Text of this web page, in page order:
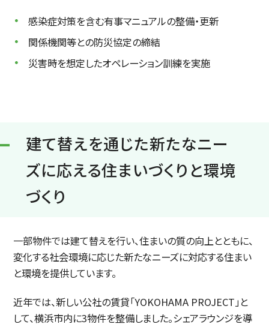
感染症対策を含む有事マニュアルの整備・更新
関係機関等との防災協定の締結
災害時を想定したオペレーション訓練を実施
建て替えを通じた新たなニー
ズに応える住まいづくりと環境
づくり
一部物件では建て替えを行い、住まいの質の向上とともに、
変化する社会環境に応じた新たなニーズに対応する住まい
と環境を提供しています。
近年では、新しい公社の賃貸「YOKOHAMA PROJECT」と
して、横浜市内に3物件を整備しました。シェアラウンジを導